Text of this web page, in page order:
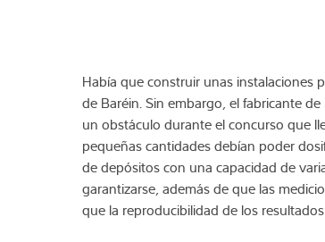
Había que construir unas instalaciones
de Baréin. Sin embargo, el fabricante
un obstáculo durante el concurso que
pequeñas cantidades debían poder
de depósitos con una capacidad de
garantizarse, además de que las
que la reproducibilidad de los